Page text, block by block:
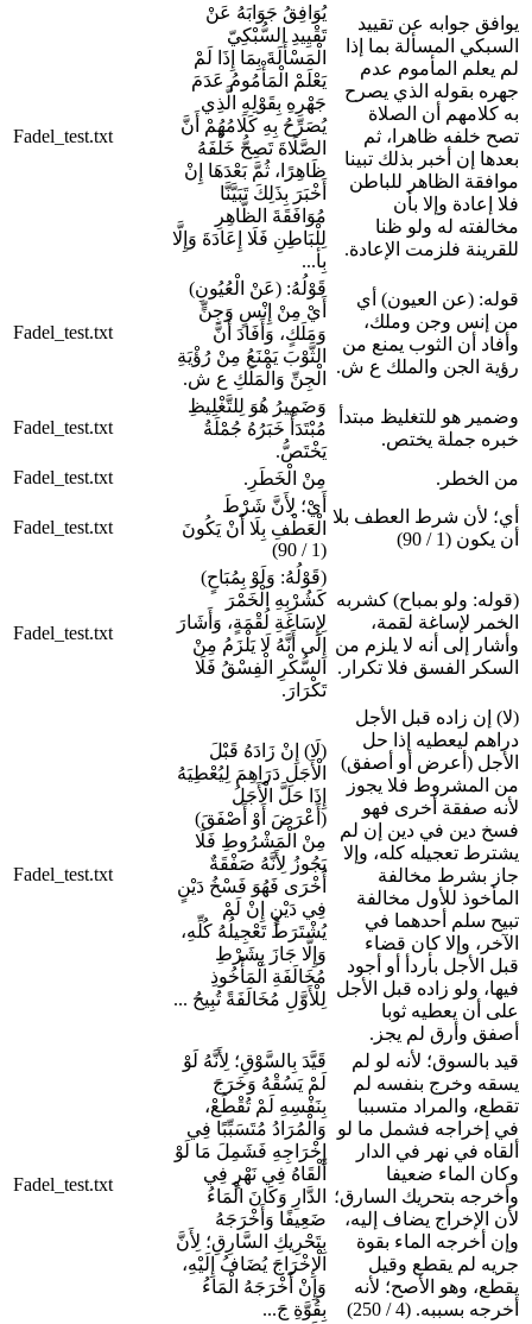
Fadel_test.txt
يُوَافِقُ جَوَابَهُ عَنْ
تَقْيِيدِ السُّبْكِيّ
الْمَسْأَلَةَ بِمَا إِذَا لَمْ
يَعْلَمْ الْمَأْمُومُ عَدَمَ
جَهْرِهِ بِقَوْلِهِ الَّذِي
يُصَرِّحُ بِهِ كَلَامُهُمْ أَنَّ
الصَّلَاةَ تَصِحُّ خَلْفَهُ
ظَاهِرًا، ثُمَّ بَعْدَهَا إِنْ
أَخْبَرَ بِذَلِكَ تَبَيَّنَّا
مُوَافَقَةَ الظَّاهِرِ
لِلْبَاطِنِ فَلَا إِعَادَةَ وَإِلَّا
بِأ...
يوافق جوابه عن تقييد
السبكي المسألة بما إذا
لم يعلم المأموم عدم
جهره بقوله الذي يصرح
به كلامهم أن الصلاة
تصح خلفه ظاهرا، ثم
بعدها إن أخبر بذلك تبينا
موافقة الظاهر للباطن
فلا إعادة وإلا بأن
مخالفته له ولو ظنا
للقرينة فلزمت الإعادة.
Fadel_test.txt
قَوْلُهُ: (عَنْ الْعُيُونِ)
أَيْ مِنْ إِنْسٍ وَجِنٍّ
وَمَلَكٍ، وَأَفَادَ أَنَّ
الثَّوْبَ يَمْنَعُ مِنْ رُؤْيَةِ
الْجِنِّ وَالْمَلَكِ ع ش.
قوله: (عن العيون) أي
من إنس وجن وملك،
وأفاد أن الثوب يمنع من
رؤية الجن والملك ع ش.
Fadel_test.txt
وَضَمِيرُ هُوَ لِلتَّغْلِيظِ
مُبْتَدَأٌ خَبَرُهُ جُمْلَةُ
يَخْتَصُّ.
وضمير هو للتغليظ مبتدأ
خبره جملة يختص.
Fadel_test.txt
مِنْ الْخَطَرِ. من الخطر.
Fadel_test.txt
أَيْ؛ لِأَنَّ شَرْطَ
الْعَطْفِ بِلَا أَنْ يَكُونَ
(1 / 90)
أي؛ لأن شرط العطف بلا
أن يكون (1 / 90)
Fadel_test.txt
(قَوْلُهُ: وَلَوْ بِمُبَاحٍ)
كَشُرْبِهِ الْخَمْرَ
لِإِسَاغَةِ لُقْمَةٍ، وَأَشَارَ
إِلَى أَنَّهُ لَا يَلْزَمُ مِنْ
السُّكْرِ الْفِسْقُ فَلَا
تَكْرَارَ.
(قوله: ولو بمباح) كشربه
الخمر لإساغة لقمة،
وأشار إلى أنه لا يلزم من
السكر الفسق فلا تكرار.
Fadel_test.txt
(لَا) إِنْ زَادَهُ قَبْلَ
الْأَجَلِ دَرَاهِمَ لِيُعْطِيَهُ
إِذَا حَلَّ الْأَجَلُ
(أَعْرَضَ أَوْ أَصْفَقَ)
مِنْ الْمَشْرُوطِ فَلَا
يَجُوزُ لِأَنَّهُ صَفْقَةٌ
أُخْرَى فَهُوَ فَسْخُ دَيْنٍ
فِي دَيْنٍ إِنْ لَمْ
يُشْتَرَطْ تَعْجِيلُهُ كُلِّهِ،
وَإِلَّا جَازَ بِشَرْطِ
مُخَالَفَةِ الْمَأْخُوذِ
لِلْأَوَّلِ مُخَالَفَةً تُبِيحُ ...
(لا) إن زاده قبل الأجل
دراهم ليعطيه إذا حل
الأجل (أعرض أو أصفق)
من المشروط فلا يجوز
لأنه صفقة أخرى فهو
فسخ دين في دين إن لم
يشترط تعجيله كله، وإلا
جاز بشرط مخالفة
المأخوذ للأول مخالفة
تبيح سلم أحدهما في
الآخر، وإلا كان قضاء
قبل الأجل بأردأ أو أجود
فيها، ولو زاده قبل الأجل
على أن يعطيه ثوبا
أصفق وأرق لم يجز.
Fadel_test.txt
قَيَّدَ بِالسَّوْقِ؛ لِأَنَّهُ لَوْ
لَمْ يَسُقْهُ وَخَرَجَ
بِنَفْسِهِ لَمْ تُقْطَعْ،
وَالْمُرَادُ مُتَسَبِّبًا فِي
إِخْرَاجِهِ فَشَمِلَ مَا لَوْ
أَلْقَاهُ فِي نَهْرٍ فِي
الدَّارِ وَكَانَ الْمَاءُ
ضَعِيفًا وَأَخْرَجَهُ
بِتَحْرِيكِ السَّارِقِ؛ لِأَنَّ
الْإِخْرَاجَ يُضَافُ إِلَيْهِ،
وَإِنْ أَخْرَجَهُ الْمَاءُ
بِقُوَّةِ جَ...
قيد بالسوق؛ لأنه لو لم
يسقه وخرج بنفسه لم
تقطع، والمراد متسببا
في إخراجه فشمل ما لو
ألقاه في نهر في الدار
وكان الماء ضعيفا
وأخرجه بتحريك السارق؛
لأن الإخراج يضاف إليه،
وإن أخرجه الماء بقوة
جريه لم يقطع وقيل
يقطع، وهو الأصح؛ لأنه
أخرجه بسببه. (4 / 250)